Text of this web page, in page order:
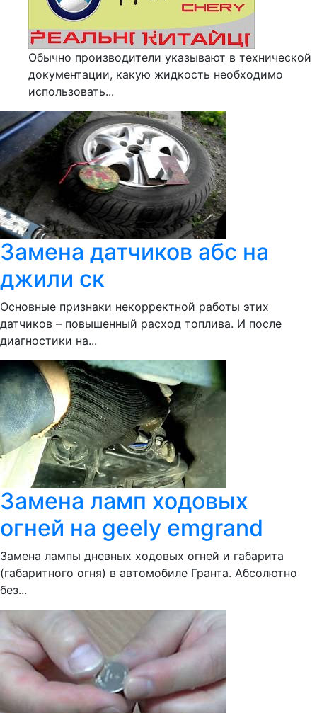
Обычно производители указывают в технической
документации, какую жидкость необходимо
использовать...
Замена датчиков абс на
джили ск
Основные признаки некорректной работы этих
датчиков – повышенный расход топлива. И после
диагностики на...
Замена ламп ходовых
огней на geely emgrand
Замена лампы дневных ходовых огней и габарита
(габаритного огня) в автомобиле Гранта. Абсолютно
без...